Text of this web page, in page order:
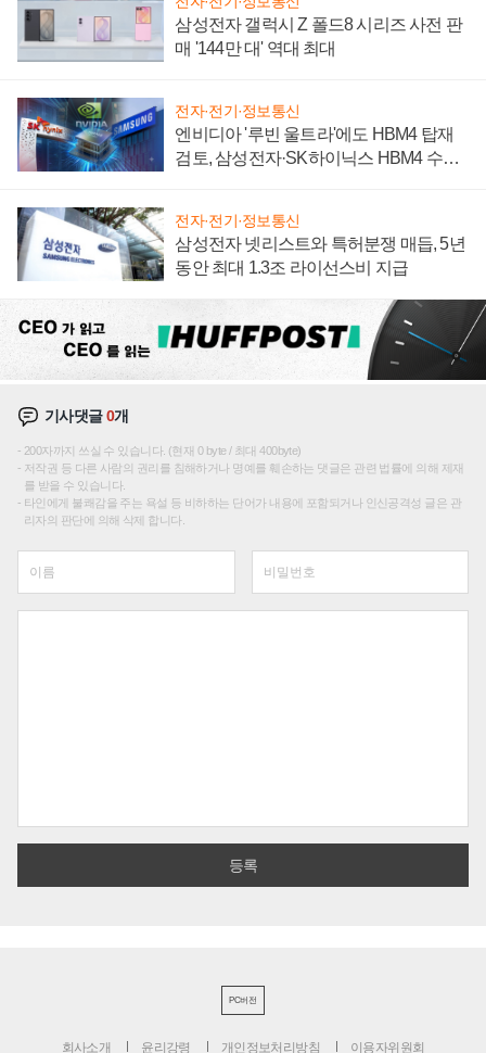
삼성전자 갤럭시 Z 폴드8 시리즈 사전 판
매 '144만 대' 역대 최대
전자·전기·정보통신
엔비디아 '루빈 울트라'에도 HBM4 탑재
검토, 삼성전자·SK하이닉스 HBM4 수율
전자·전기·정보통신
삼성전자 넷리스트와 특허분쟁 매듭, 5년
동안 최대 1.3조 라이선스비 지급
기사댓글0개
200자까지 쓰실 수 있습니다. (현재 0 byte / 최대 400byte)
저작권 등 다른 사람의 권리를 침해하거나 명예를 훼손하는 댓글은 관련 법률에 의해 제재
를 받을 수 있습니다.
타인에게 불쾌감을 주는 욕설 등 비하하는 단어가 내용에 포함되거나 인신공격성 글은 관
리자의 판단에 의해 삭제 합니다.
PC버전
회사소개 윤리강령 개인정보처리방침 이용자위원회